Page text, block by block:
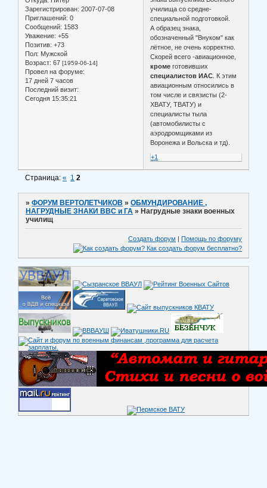
Зарегистрирован: 2007-07-08
Приглашений: 0
Сообщений: 1583
Уважение: +55
Позитив: +73
Пол: Мужской
Возраст: 67 [1959-06-14]
Провел на форуме:
17 дней 7 часов
Последний визит:
Сегодня 15:35:21
училища со средне-
специальной подготовкой.
А образец знака,
обозначенный "Внуком" как
лётное, не очень корректно.
Скорей всего -авиационное,
кроме готовивших
специалистов ИАС . К этим
авиационным относились в
том числе и связисты (2-
ХВАТУ, ТВАТУ) и
специалисты тыла
(автомобилисты с
аэродромщиками из
Воронежа и Вольска и тд).
+1
Страница:« 1 2
»ФОРУМ ВЕРТОЛЕТЧИКОВ »ОБМУНДИРОВАНИЕ ,
НАГРУДНЫЕ ЗНАКИ ВВС и ГА » Нагрудные знаки военных
училищ
Создать форум | Помощь по форуму